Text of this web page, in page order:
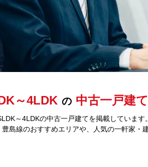
～4LDK の 中古一戸建て
～4LDKの中古一戸建てを掲載しています。
島線のおすすめエリアや、人気の一軒家・